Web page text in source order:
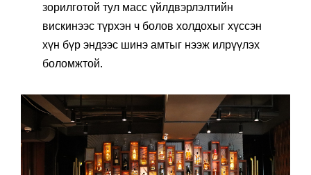
зорилготой тул масс үйлдвэрлэлтийн
вискинээс түрхэн ч болов холдохыг хүссэн
хүн бүр эндээс шинэ амтыг нээж илрүүлэх
боломжтой.